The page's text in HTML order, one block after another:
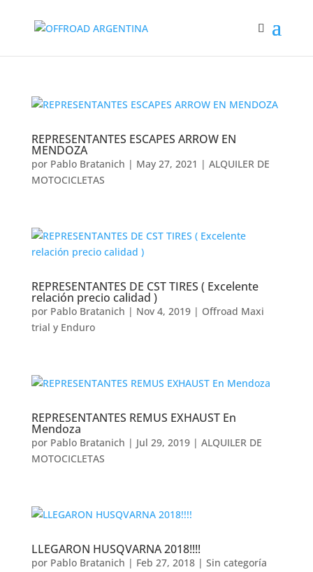
REPRESENTANTES ESCAPES ARROW EN
MENDOZA
por Pablo Bratanich | May 27, 2021 | ALQUILER DE
MOTOCICLETAS
REPRESENTANTES DE CST TIRES ( Excelente
relación precio calidad )
por Pablo Bratanich | Nov 4, 2019| Offroad Maxi
trial y Enduro
REPRESENTANTES REMUS EXHAUST En
Mendoza
por Pablo Bratanich | Jul 29, 2019| ALQUILER DE
MOTOCICLETAS
LLEGARON HUSQVARNA 2018!!!!
por Pablo Bratanich | Feb 27, 2018| Sin categoría